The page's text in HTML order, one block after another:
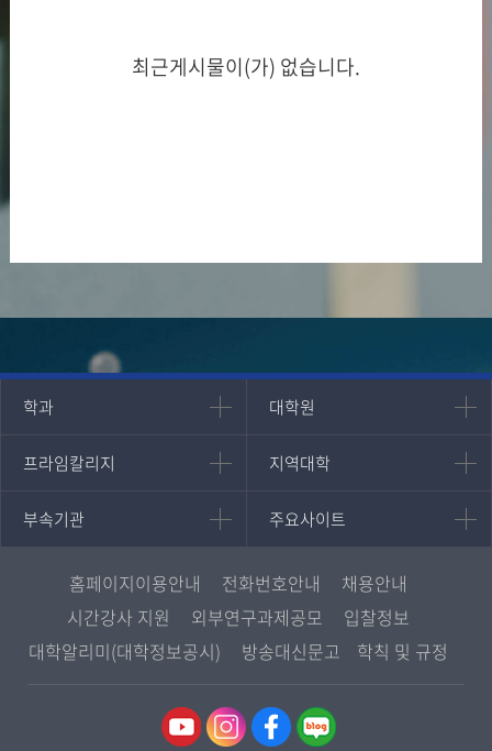
최근게시물이(가) 없습니다.
학과
인문과학대학
국어국문학과
영어영문학과
일본학과
사회과학대학
대학원
대학원
대학원
경영대학원
프라임칼리지
프라임칼리지
학사학위과정
평생교육과정
지역대학
지역대학
지역대학 포털
서울지역대학
대구경북지역대학
인천지역대학
광주전남지역대학
울산지역대학
부속기관
부속기관
중앙도서관
원격교육혁신연구원
통합인문학연구소
디지털미디어센터
주요사이트
주요사이트
멘토링
진로심리상담
교육정보화본부
국립대학육성사업
홈페이지이용안내 전화번호안내
채용안내
시간강사 지원
외부연구과제공모
입찰정보
대학알리미(대학정보공시)
방송대신문고 학칙 및 규정